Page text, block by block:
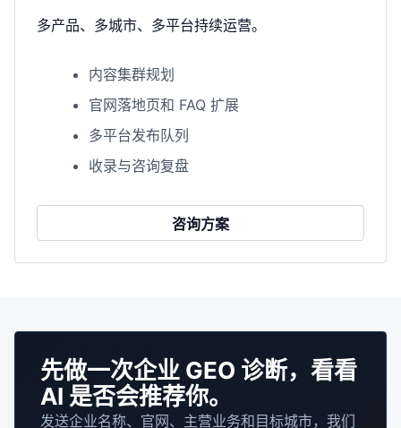
多产品、多城市、多平台持续运营。
内容集群规划
官网落地页和 FAQ 扩展
多平台发布队列
收录与咨询复盘
咨询方案
先做一次企业 GEO 诊断，看看
AI 是否会推荐你。
发送企业名称、官网、主营业务和目标城市，我们